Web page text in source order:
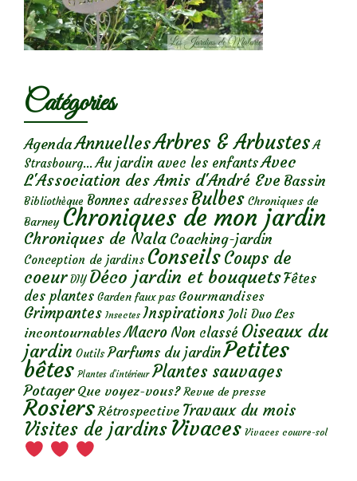
Catégories
AgendaAnnuellesArbres & Arbustes A
Strasbourg... Au jardin avec les enfantsAvec
L'Association des Amis d'André Eve Bassin
Bibliothèque Bonnes adresses Bulbes Chroniques de
Barney Chroniques de mon jardin
Chroniques de Nala Coaching-jardin
Conception de jardins ConseilsCoups de
coeur DIY Déco jardin et bouquetsFêtes
des plantes Garden faux pas Gourmandises
Grimpantes Insectes Inspirations Joli Duo Les
incontournables Macro Non classé Oiseaux du
jardin Outils Parfums du jardinPetites
bêtes Plantes d’intérieur Plantes sauvages
Potager Que voyez-vous? Revue de presse
Rosiers Rétrospective Travaux du mois
Visites de jardins Vivaces Vivaces couvre-sol